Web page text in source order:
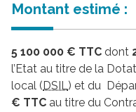
Montant estimé :
5 100 000 € TTC dont
l’Etat au titre de la
local ( DSIL) et du
€ TTC au titre du